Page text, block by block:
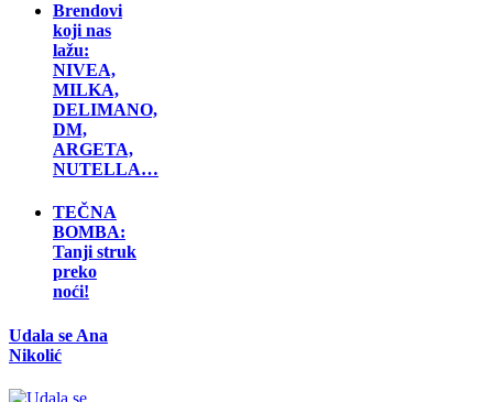
Brendovi
koji nas
lažu:
NIVEA,
MILKA,
DELIMANO,
DM,
ARGETA,
NUTELLA…
TEČNA
BOMBA:
Tanji struk
preko
noći!
Udala se Ana
Nikolić